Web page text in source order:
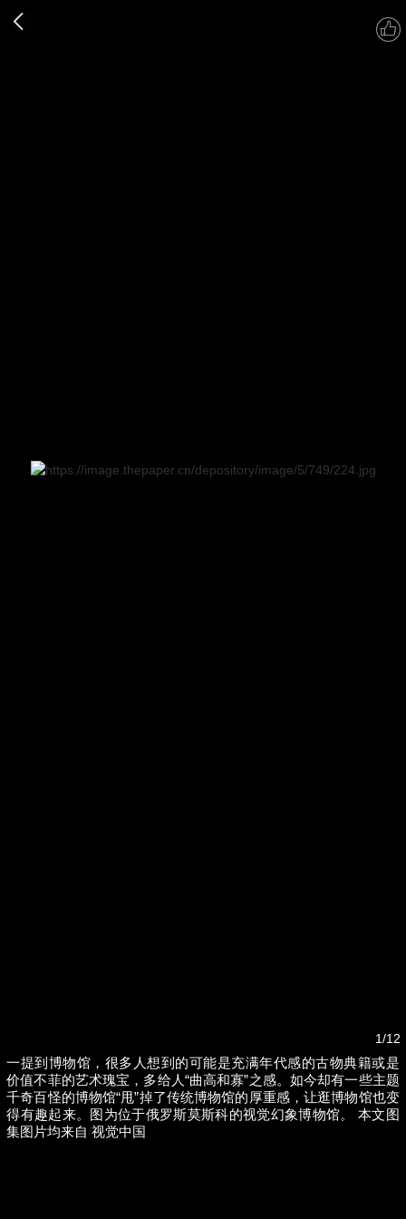
1/12
一提到博物馆，很多人想到的可能是充满年代感的古物典籍或是
价值不菲的艺术瑰宝，多给人“曲高和寡”之感。如今却有一些主题
千奇百怪的博物馆“甩”掉了传统博物馆的厚重感，让逛博物馆也变
得有趣起来。图为位于俄罗斯莫斯科的视觉幻象博物馆。 本文图
集图片均来自 视觉中国
游客睡自己车里被酒店收150元“住宿费”，监管部
门介入后酒店退款并赔偿1000元